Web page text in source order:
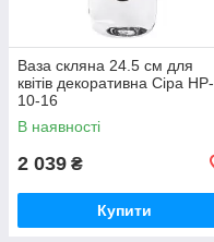
Ваза скляна 24.5 см для
квітів декоративна Сіра HP-
10-16
В наявності
2 039 ₴
Купити